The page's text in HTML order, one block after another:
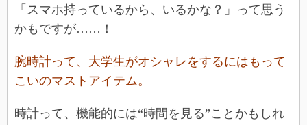
「スマホ持っているから、いるかな？」って思う
かもですが……！
腕時計って、大学生がオシャレをするにはもって
こいのマストアイテム。
時計って、機能的には“時間を見る”ことかもしれ